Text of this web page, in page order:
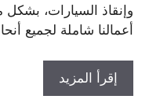
أعمالنا شاملة لجميع
إقرأ المزيد